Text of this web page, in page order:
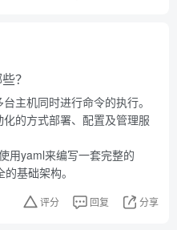
？
主机同时进行命令的执行。
的方式部署、配置及管理服
用yaml来编写一套完整的
基础架构。
评分 回复 分享